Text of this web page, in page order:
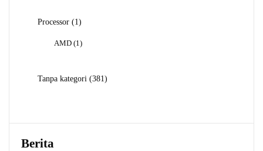
Processor 11
AMD 1 1
Tanpa kategori 381381
Berita